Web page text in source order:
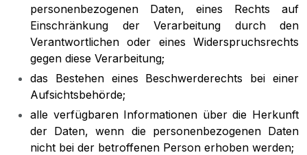
personenbezogenen Daten, eines Rechts auf
Einschränkung der Verarbeitung durch den
Verantwortlichen oder eines Widerspruchsrechts
gegen diese Verarbeitung;
das Bestehen eines Beschwerderechts bei einer
Aufsichtsbehörde;
alle verfügbaren Informationen über die Herkunft
der Daten, wenn die personenbezogenen Daten
nicht bei der betroffenen Person erhoben werden;